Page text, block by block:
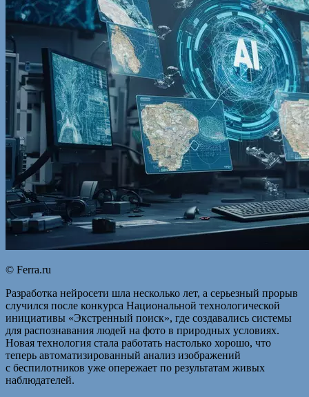
© Ferra.ru
Разработка нейросети шла несколько лет, а серьезный прорыв
случился после конкурса Национальной технологической
инициативы «Экстренный поиск», где создавались системы
для распознавания людей на фото в природных условиях.
Новая технология стала работать настолько хорошо, что
теперь автоматизированный анализ изображений
с беспилотников уже опережает по результатам живых
наблюдателей.